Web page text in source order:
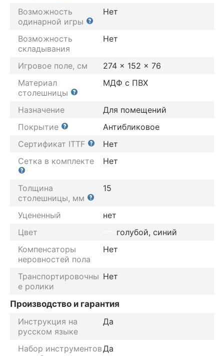
Возможность
одинарной игры
Нет
Возможность
складывания
Нет
Игровое поле, см
274 x 152 x 76
Материал
столешницы
МДФ с ПВХ
Назначение
Для помещений
Покрытие
Антибликовое
Сертификат ITTF
Нет
Сетка в комплекте
Нет
Толщина
столешницы, мм
15
Уцененный
нет
Цвет
голубой, синий
Компенсаторы
неровностей пола
Нет
Транспортировочны
е ролики
Нет
Производство и гарантия
Инструкция на
русском языке
Да
Набор инструментовДа